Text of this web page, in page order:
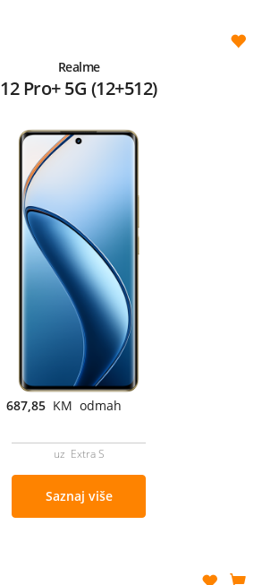
Realme
12 Pro+ 5G (12+512)
687,85 KM odmah
uz Extra S
Saznaj više